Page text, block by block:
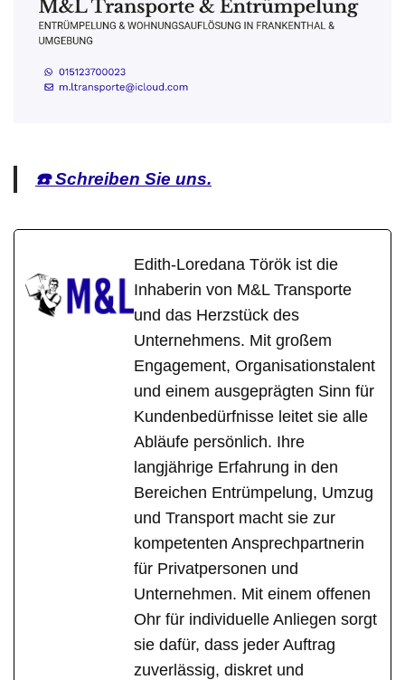
☎️ Schreiben Sie uns.
Edith-Loredana Török ist die
Inhaberin von M&L Transporte
und das Herzstück des
Unternehmens. Mit großem
Engagement, Organisationstalent
und einem ausgeprägten Sinn für
Kundenbedürfnisse leitet sie alle
Abläufe persönlich. Ihre
langjährige Erfahrung in den
Bereichen Entrümpelung, Umzug
und Transport macht sie zur
kompetenten Ansprechpartnerin
für Privatpersonen und
Unternehmen. Mit einem offenen
Ohr für individuelle Anliegen sorgt
sie dafür, dass jeder Auftrag
zuverlässig, diskret und